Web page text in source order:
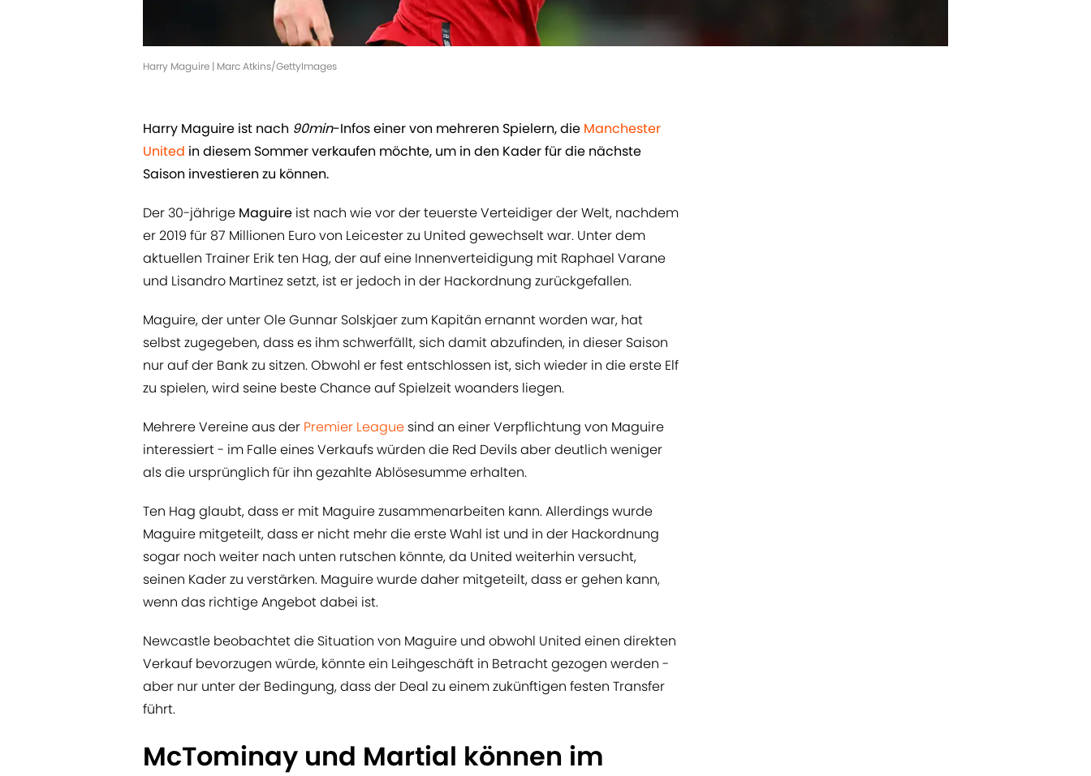
Harry Maguire | Marc Atkins/GettyImages
Harry Maguire ist nach 90min-Infos einer von mehreren Spielern, die Manchester
United in diesem Sommer verkaufen möchte, um in den Kader für die nächste
Saison investieren zu können.
Der 30-jährige Maguire ist nach wie vor der teuerste Verteidiger der Welt, nachdem
er 2019 für 87 Millionen Euro von Leicester zu United gewechselt war. Unter dem
aktuellen Trainer Erik ten Hag, der auf eine Innenverteidigung mit Raphael Varane
und Lisandro Martinez setzt, ist er jedoch in der Hackordnung zurückgefallen.
Maguire, der unter Ole Gunnar Solskjaer zum Kapitän ernannt worden war, hat
selbst zugegeben, dass es ihm schwerfällt, sich damit abzufinden, in dieser Saison
nur auf der Bank zu sitzen. Obwohl er fest entschlossen ist, sich wieder in die erste Elf
zu spielen, wird seine beste Chance auf Spielzeit woanders liegen.
Mehrere Vereine aus der Premier League sind an einer Verpflichtung von Maguire
interessiert - im Falle eines Verkaufs würden die Red Devils aber deutlich weniger
als die ursprünglich für ihn gezahlte Ablösesumme erhalten.
Ten Hag glaubt, dass er mit Maguire zusammenarbeiten kann. Allerdings wurde
Maguire mitgeteilt, dass er nicht mehr die erste Wahl ist und in der Hackordnung
sogar noch weiter nach unten rutschen könnte, da United weiterhin versucht,
seinen Kader zu verstärken. Maguire wurde daher mitgeteilt, dass er gehen kann,
wenn das richtige Angebot dabei ist.
Newcastle beobachtet die Situation von Maguire und obwohl United einen direkten
Verkauf bevorzugen würde, könnte ein Leihgeschäft in Betracht gezogen werden -
aber nur unter der Bedingung, dass der Deal zu einem zukünftigen festen Transfer
führt.
McTominay und Martial können im